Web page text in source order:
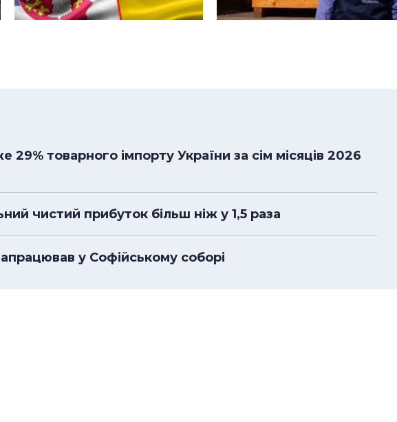
29% товарного імпорту України за сім місяців 2026
чистий прибуток більш ніж у 1,5 раза
у Софійському соборі